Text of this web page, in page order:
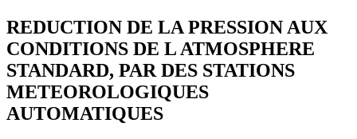
REDUCTION DE LA PRESSION AUX
CONDITIONS DE L ATMOSPHERE
STANDARD, PAR DES STATIONS
METEOROLOGIQUES
AUTOMATIQUES